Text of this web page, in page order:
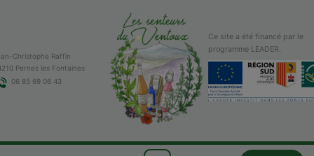
Christophe Raffin
Pernes les Fontaines
06 85 69 06 43
Ce site a été financé par le
programme LEADER.